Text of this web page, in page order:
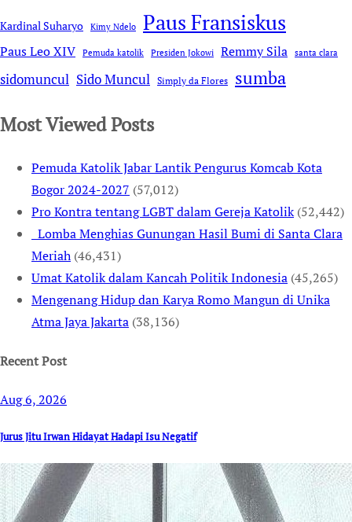
Kardinal Suharyo Kimy Ndelo Paus Fransiskus
Paus Leo XIV Pemuda katolik Presiden Jokowi Remmy Sila santa clara
sidomuncul Sido Muncul Simply da Flores sumba
Most Viewed Posts
Pemuda Katolik Jabar Lantik Pengurus Komcab Kota
Bogor 2024-2027 (57,012)
Pro Kontra tentang LGBT dalam Gereja Katolik (52,442)
Lomba Menghias Gunungan Hasil Bumi di Santa Clara
Meriah (46,431)
Umat Katolik dalam Kancah Politik Indonesia (45,265)
Mengenang Hidup dan Karya Romo Mangun di Unika
Atma Jaya Jakarta (38,136)
Recent Post
Aug 6, 2026
Jurus Jitu Irwan Hidayat Hadapi Isu Negatif